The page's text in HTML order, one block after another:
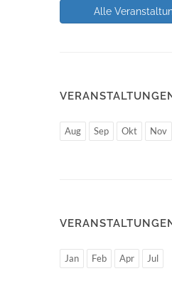
Alle
Aug Sep Okt Nov
Jan Feb Apr Jul